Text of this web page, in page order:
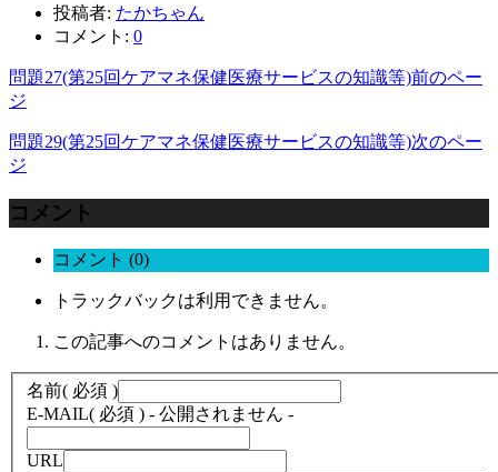
投稿者: たかちゃん
コメント: 0
問題27(第25回ケアマネ保健医療サービスの知識等)前のペー
ジ
問題29(第25回ケアマネ保健医療サービスの知識等)次のペー
ジ
コメント
コメント (0)
トラックバックは利用できません。
この記事へのコメントはありません。
名前( 必須 )
E-MAIL( 必須 ) - 公開されません -
URL